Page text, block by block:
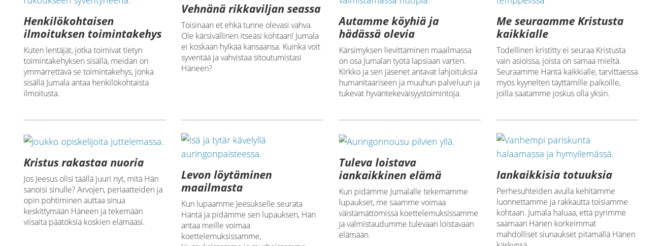
Henkilökohtaisen
ilmoituksen toimintakehys
Kuten lentäjät, jotka toimivat tietyn
toimintakehyksen sisällä, meidän on
ymmärrettävä se toimintakehys, jonka
sisällä Jumala antaa henkilökohtaista
ilmoitusta.
Vehnänä rikkaviljan seassa
Toisinaan et ehkä tunne olevasi vahva.
Ole kärsivällinen itseäsi kohtaan! Jumala
ei koskaan hylkää kansaansa. Kuinka voit
syventää ja vahvistaa sitoutumistasi
Häneen?
Autamme köyhiä ja
hädässä olevia
Kärsimyksen lievittäminen maailmassa
on osa Jumalan työtä lapsiaan varten.
Kirkko ja sen jäsenet antavat lahjoituksia
humanitaariseen ja muuhun palveluun ja
tukevat hyväntekeväisyystoimintoja.
Me seuraamme Kristusta
kaikkialle
Todellinen kristitty ei seuraa Kristusta
vain asioissa, joista on samaa mieltä.
Seuraamme Häntä kaikkialle, tarvittaessa
myös kyynelten täyttämille paikoille,
joilla saatamme joskus olla yksin.
Kristus rakastaa nuoria
Jos Jeesus olisi täällä juuri nyt, mitä Hän
sanoisi sinulle? Arvojen, periaatteiden ja
opin pohtiminen auttaa sinua
keskittymään Häneen ja tekemään
viisaita päätöksiä koskien elämääsi.
Levon löytäminen
maailmasta
Kun lupaamme Jeesukselle seurata
Häntä ja pidämme sen lupauksen, Hän
antaa meille voimaa
koettelemuksissamme,
Tuleva loistava
iankaikkinen elämä
Kun pidämme Jumalalle tekemämme
lupaukset, me saamme voimaa
väistämättömissä koettelemuksissamme
ja valmistaudumme tulevaan loistavaan
elämään.
Iankaikkisia totuuksia
Perhesuhteiden avulla kehitämme
luonnettamme ja rakkautta toisiamme
kohtaan. Jumala haluaa, että pyrimme
saamaan Hänen korkeimmat
mahdolliset siunaukset pitämällä Hänen